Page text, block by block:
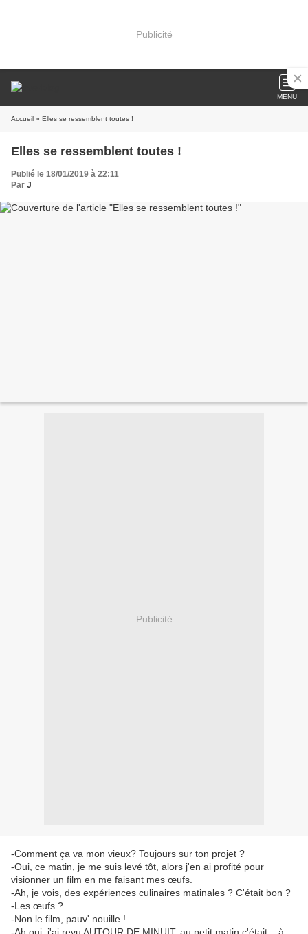
Publicité
MENU
Accueil » Elles se ressemblent toutes !
Elles se ressemblent toutes !
Publié le 18/01/2019 à 22:11
Par J
Publicité
-Comment ça va mon vieux? Toujours sur ton projet ?
-Oui, ce matin, je me suis levé tôt, alors j'en ai profité pour
visionner un film en me faisant mes œufs.
-Ah, je vois, des expériences culinaires matinales ? C'était bon ?
-Les œufs ?
-Non le film, pauv' nouille !